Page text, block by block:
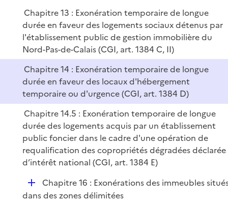
Chapitre 13 : Exonération temporaire de longue
durée en faveur des logements sociaux détenus par
l'établissement public de gestion immobilière du
Nord-Pas-de-Calais (CGI, art. 1384 C, II)
Chapitre 14 : Exonération temporaire de longue
durée en faveur des locaux d'hébergement
temporaire ou d'urgence (CGI, art. 1384 D)
Chapitre 14.5 : Exonération temporaire de longue
durée des logements acquis par un établissement
public foncier dans le cadre d'une opération de
requalification des copropriétés dégradées déclarée
d’intérêt national (CGI, art. 1384 E)
D
é
Chapitre 16 : Exonérations des immeubles
dans des zones délimitées